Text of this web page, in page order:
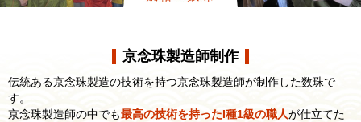
京念珠製造師制作
伝統ある京念珠製造の技術を持つ京念珠製造師が制作した数珠で
す。
京念珠製造師の中でも最高の技術を持ったI種1級の職人が仕立てた